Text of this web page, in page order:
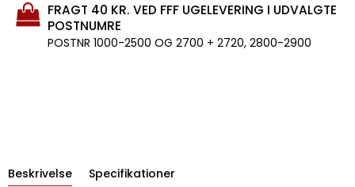
FRAGT 40 KR. VED FFF UGELEVERING I UDVALGTE
POSTNUMRE
POSTNR 1000-2500 OG 2700 + 2720, 2800-2900
Beskrivelse Specifikationer